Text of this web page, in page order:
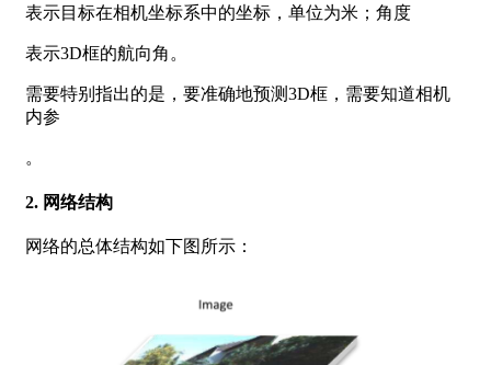
表示目标在相机坐标系中的坐标，单位为米；角度
表示3D框的航向角。
需要特别指出的是，要准确地预测3D框，需要知道相机
内参
。
2. 网络结构
网络的总体结构如下图所示：